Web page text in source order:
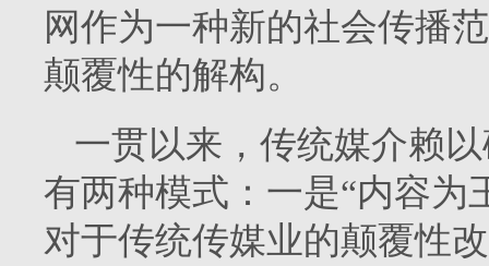
网作为一种新的社会传播
颠覆性的解构。
一贯以来，传统媒介赖
有两种模式：一是“内容为
对于传统传媒业的颠覆性